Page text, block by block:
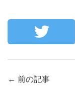
← 前の記事